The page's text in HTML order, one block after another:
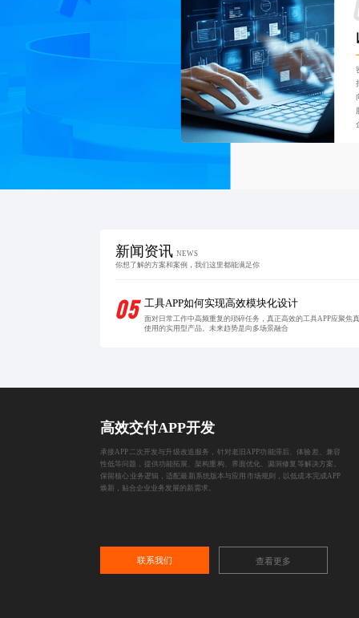
新闻资讯 NEWS
你想了解的方案和案例，我们这里都能满足你
05 工具APP如何实现高效模块化设计
面对日常工作中高频重复的琐碎任务，真正高效的工具APP应聚
使用的实用型产品。未来趋势是向多场景融合
高效交付APP开发
承接APP二次开发与升级改造服务，针对老旧APP功能滞后、体验差、兼容
性低等问题，提供功能拓展、架构重构、界面优化、漏洞修复等解决方案。
保留核心业务逻辑，适配最新系统版本与应用市场规则，以低成本完成APP
焕新，贴合企业业务发展的新需求。
联系我们 查看更多